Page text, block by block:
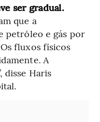
ser gradual.
que a
petróleo e gás por
fluxos físicos
A
disse Haris